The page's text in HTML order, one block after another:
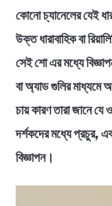
কোনো চ্যানেলের যেই
উক্ত ধারাবাহিক বা
সেই শো এর মধ্যে
বা অ্যাড গুলির
চায় কারণ তারা জানে যে
দর্শকদের মধ্যে প্রচুর,
বিজ্ঞাপন।